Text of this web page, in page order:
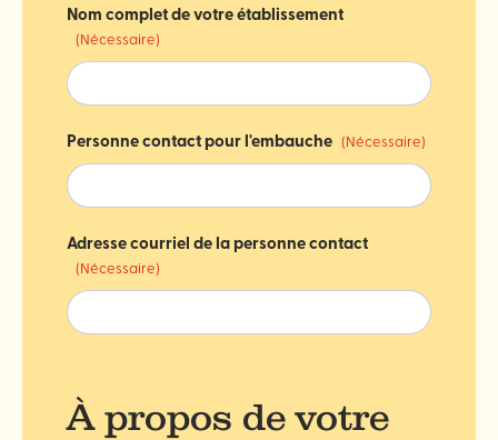
Nom complet de votre établissement
(Nécessaire)
Personne contact pour l'embauche (Nécessaire)
Adresse courriel de la personne contact
(Nécessaire)
À propos de votre